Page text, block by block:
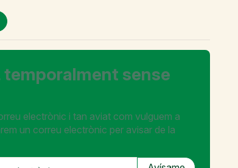
temporalment sense
electrònic i tan aviat com vulguem a
un correu electrònic per avisar de la